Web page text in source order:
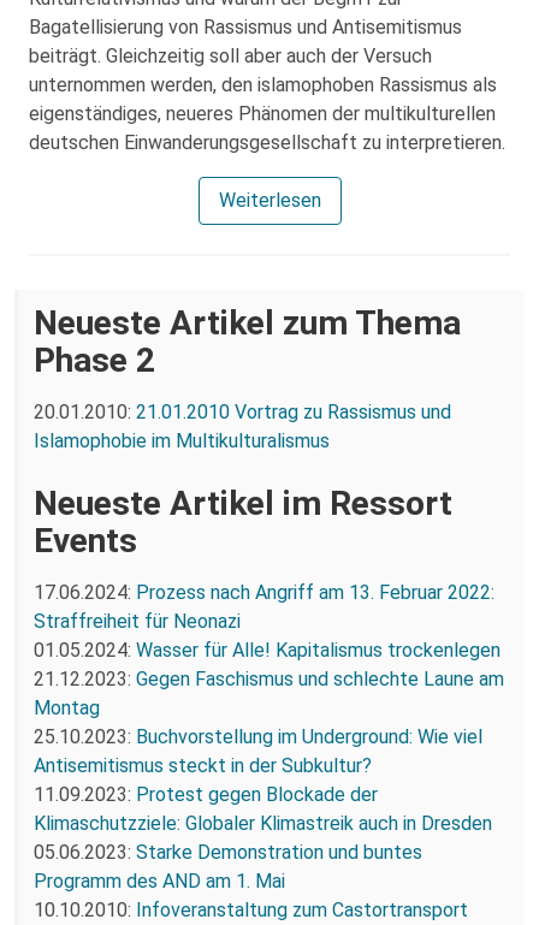
Bagatellisierung von Rassismus und Antisemitismus
beiträgt. Gleichzeitig soll aber auch der Versuch
unternommen werden, den islamophoben Rassismus als
eigenständiges, neueres Phänomen der multikulturellen
deutschen Einwanderungsgesellschaft zu interpretieren.
Weiterlesen
Neueste Artikel zum Thema
Phase 2
20.01.2010: 21.01.2010 Vortrag zu Rassismus und
Islamophobie im Multikulturalismus
Neueste Artikel im Ressort
Events
17.06.2024: Prozess nach Angriff am 13. Februar 2022:
Straffreiheit für Neonazi
01.05.2024: Wasser für Alle! Kapitalismus trockenlegen
21.12.2023: Gegen Faschismus und schlechte Laune am
Montag
25.10.2023: Buchvorstellung im Underground: Wie viel
Antisemitismus steckt in der Subkultur?
11.09.2023: Protest gegen Blockade der
Klimaschutzziele: Globaler Klimastreik auch in Dresden
05.06.2023: Starke Demonstration und buntes
Programm des AND am 1. Mai
10.10.2010: Infoveranstaltung zum Castortransport